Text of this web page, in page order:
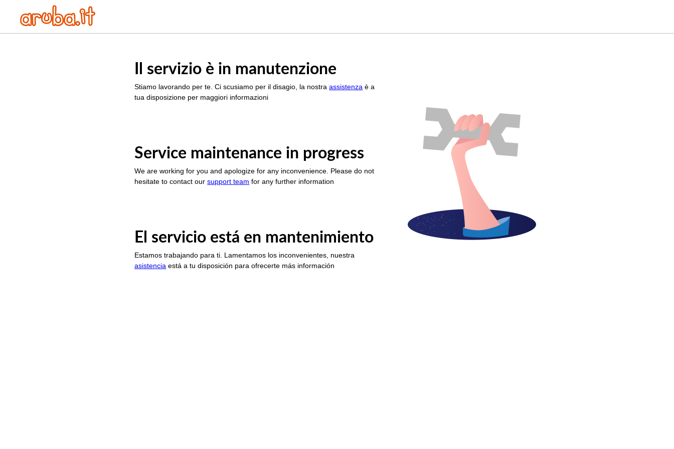
Il servizio è in manutenzione
Stiamo lavorando per te. Ci scusiamo per il disagio, la nostraassistenza è a
tua disposizione per maggiori informazioni
Service maintenance in progress
We are working for you and apologize for any inconvenience. Please do not
hesitate to contact oursupport team for any further information
El servicio está en mantenimiento
Estamos trabajando para ti. Lamentamos los inconvenientes, nuestra
asistencia está a tu disposición para ofrecerte más información